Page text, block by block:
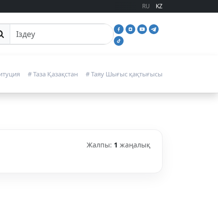
RU KZ
іздеу
# Таза Қазақстан # Таяу Шығыс қақтығысы
Жалпы: 1 жаңалық